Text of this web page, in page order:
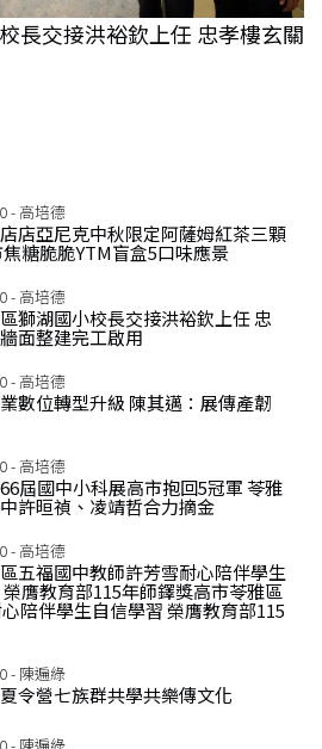
長交接洪裕欽上任 忠孝樓玄關
- 高培德
店亞尼克中秋限定阿薩姆紅茶三顆
糖脆脆YTM盲盒5口味應景
- 高培德
獅湖國小校長交接洪裕欽上任 忠
面整建完工啟用
- 高培德
數位轉型升級 陳其邁：展傳產韌
- 高培德
屆國中小科展高市抱回5冠軍 苓雅
許晅禎、凌靖哲合力摘金
- 高培德
五福國中教師許芳雪耐心陪伴學生
榮膺教育部115年師鐸獎高市苓雅區
陪伴學生自信學習 榮膺教育部115
- 陳遍綠
令營七族群共學共樂傳文化